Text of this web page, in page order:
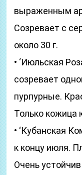
выраженным
Созревает с
около 30 г.
• ‘Июльская
созревает
пурпурные.
Только кожица
• ‘Кубанская
к концу июля.
Очень